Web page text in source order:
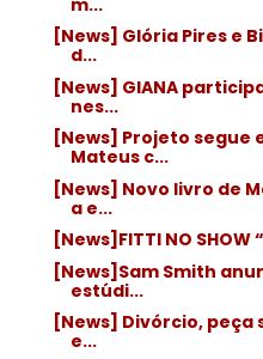
[News] Glória Pires e
d...
[News] GIANA
nes...
[News] Projeto segue
Mateus c...
[News] Novo livro de
a e...
[News]FITTI NO SHOW
[News]Sam Smith
estúdi...
[News] Divórcio,
e...